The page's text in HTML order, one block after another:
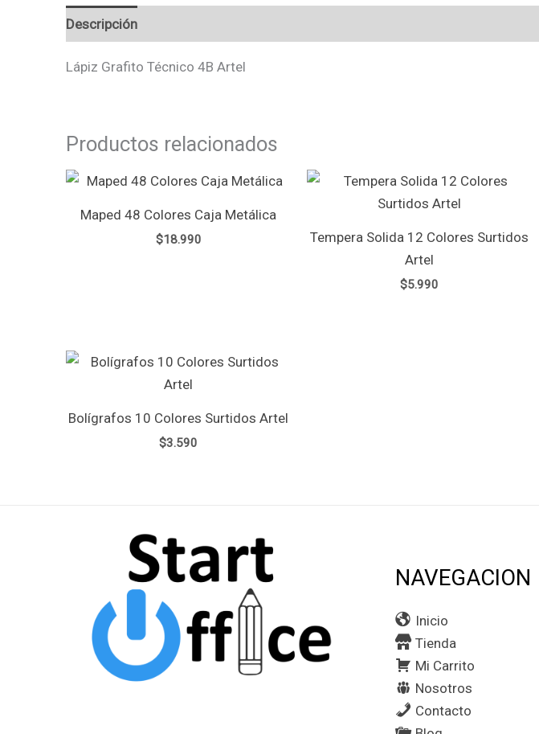
Descripción
Lápiz Grafito Técnico 4B Artel
Productos relacionados
Maped 48 Colores Caja Metálica
$18.990
Tempera Solida 12 Colores Surtidos
Artel
$5.990
Bolígrafos 10 Colores Surtidos Artel
$3.590
NAVEGACION
Inicio
Tienda
Mi Carrito
Nosotros
Contacto